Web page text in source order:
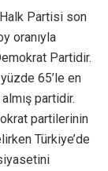
Partisi son
oranıyla
Partidir.
65’le en
partidir.
partilerinin
Türkiye’de